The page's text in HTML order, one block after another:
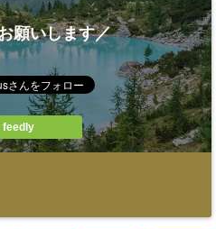
願いします／
feedly